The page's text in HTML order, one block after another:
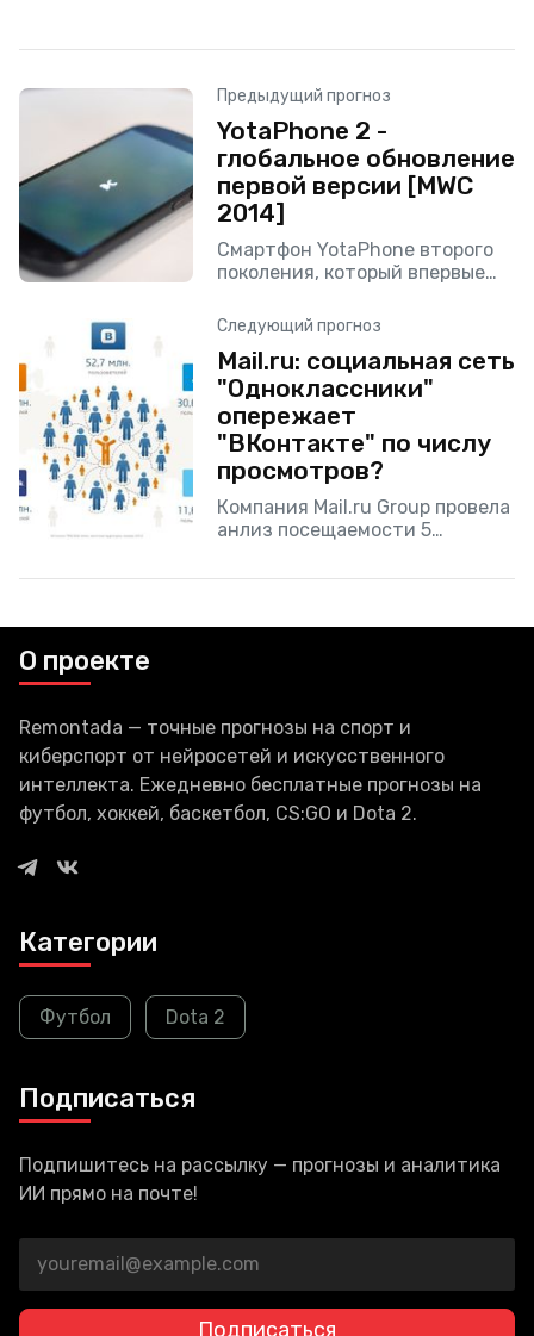
Предыдущий прогноз
YotaPhone 2 -
глобальное обновление
первой версии [MWC
2014]
Смартфон YotaPhone второго
поколения, который впервые
MWC 2014, получил море
очевидных преимуществ, и,
конечно же, стал более
производительной версией по
сравнению
Следующий прогноз
Mail.ru: социальная сеть
"Одноклассники"
опережает
"ВКонтакте" по числу
просмотров?
Компания Mail.ru Group провела
анлиз посещаемости 5
России. Из таблицы ниже
О проекте
Remontada — точные прогнозы на спорт и
киберспорт от нейросетей и искусственного
интеллекта. Ежедневно бесплатные прогнозы на
футбол, хоккей, баскетбол, CS:GO и Dota 2.
Категории
Футбол Dota 2
Подписаться
Подпишитесь на рассылку — прогнозы и аналитика
ИИ прямо на почте!
Подписаться